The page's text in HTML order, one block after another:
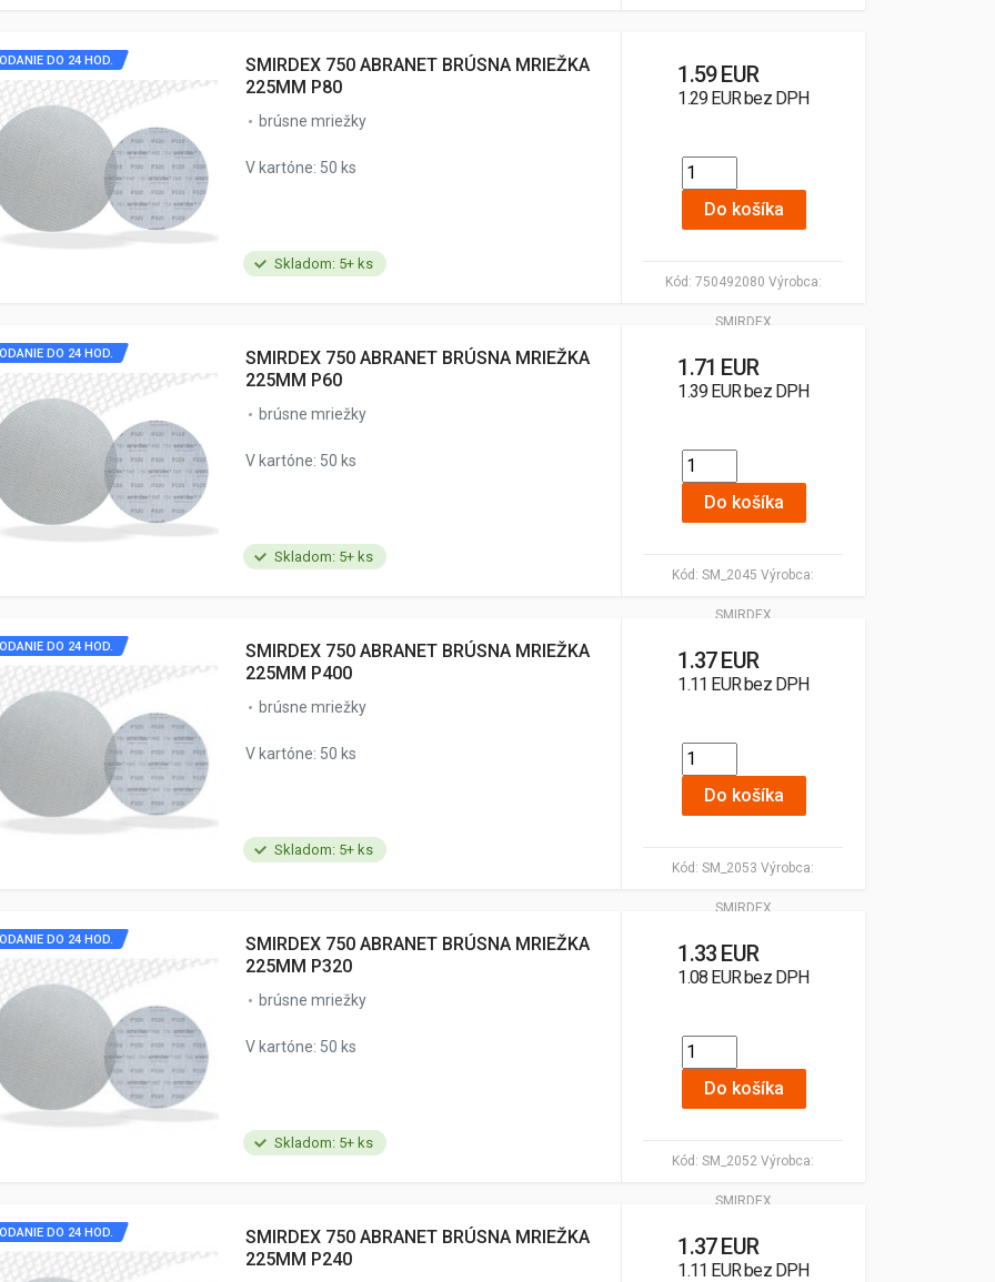
Skladom: 5+ ks
Kód: 750492080 Výrobca:
SMIRDEX
DO 24 HOD.
SMIRDEX 750 ABRANET BRÚSNA MRIEŽKA
225MM P80
brúsne mriežky
V kartóne: 50 ks
1.59 EUR
1.29 EUR bez DPH
Do košíka
Skladom: 5+ ks
Kód: SM_2045 Výrobca:
SMIRDEX
DO 24 HOD.
SMIRDEX 750 ABRANET BRÚSNA MRIEŽKA
225MM P60
brúsne mriežky
V kartóne: 50 ks
1.71 EUR
1.39 EUR bez DPH
Do košíka
Skladom: 5+ ks
Kód: SM_2053 Výrobca:
SMIRDEX
DO 24 HOD.
SMIRDEX 750 ABRANET BRÚSNA MRIEŽKA
225MM P400
brúsne mriežky
V kartóne: 50 ks
1.37 EUR
1.11 EUR bez DPH
Do košíka
Skladom: 5+ ks
Kód: SM_2052 Výrobca:
SMIRDEX
DO 24 HOD.
SMIRDEX 750 ABRANET BRÚSNA MRIEŽKA
225MM P320
brúsne mriežky
V kartóne: 50 ks
1.33 EUR
1.08 EUR bez DPH
Do košíka
DO 24 HOD.
SMIRDEX 750 ABRANET BRÚSNA MRIEŽKA
225MM P240
1.37 EUR
1.11 EUR bez DPH